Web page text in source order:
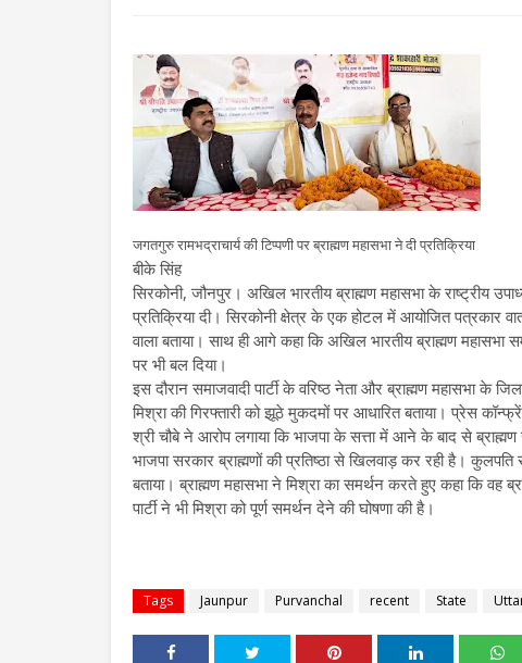
जगतगुरु रामभद्राचार्य की टिप्पणी पर ब्राह्मण महासभा ने दी प्रतिक्रिया
बीके सिंह
सिरकोनी, जौनपुर। अखिल भारतीय ब्राह्मण महासभा के राष्ट्रीय
प्रतिक्रिया दी। सिरकोनी क्षेत्र के एक होटल में आयोजित पत्रकार
वाला बताया। साथ ही आगे कहा कि अखिल भारतीय ब्राह्मण महासभा
पर भी बल दिया।
इस दौरान समाजवादी पार्टी के वरिष्ठ नेता और ब्राह्मण महासभा के
मिश्रा की गिरफ्तारी को झूठे मुकदमों पर आधारित बताया। प्रेस
श्री चौबे ने आरोप लगाया कि भाजपा के सत्ता में आने के बाद से
भाजपा सरकार ब्राह्मणों की प्रतिष्ठा से खिलवाड़ कर रही है। कुलपति
बताया। ब्राह्मण महासभा ने मिश्रा का समर्थन करते हुए कहा कि वह
पार्टी ने भी मिश्रा को पूर्ण समर्थन देने की घोषणा की है।
Tags Jaunpur Purvanchal recent State